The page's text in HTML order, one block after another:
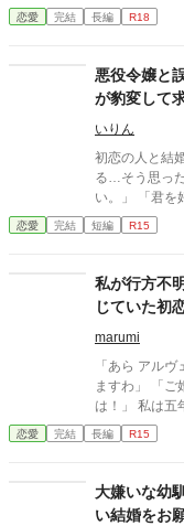
ないリュシア
日々に疲れた
恋愛 完結 長編 R18
悪役令嬢と
が豹変して
いりん
初恋の人と結
る…そう思ったのに。 「私は夫としての務
い。」 「君を
くれ」 冷たく拒絶され、離婚届けを取り寄せた。 あと2週間で届
くーーそうしたら、解
ら話し掛けて
れない」 無口不器用夫×優しい鈍感妻 すれ違いから始まる両片思
いストーリー
恋愛 完結 短編 R15
私が行方不
じていた初
marumi
「あら アル
ますわ」 「ご婚約されたと噂を聞きましたが、まさか本当だと
は！」 私は五年前までこの国の皇女エリシアだった。 暗殺事件に
巻き込まれ、
公子と共に命か
それなのに……
ィー会場で、
恋愛 完結 長編 R15
大嫌いな幼
い結婚をお